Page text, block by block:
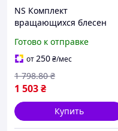
NS Комплект
вращающихся блесен
штук мормышки,
вертушки и колебания
для спинн Nes22/Q
Готово к отправке
от250₴/мес
1 503₴
1 798.80 ₴
Купить